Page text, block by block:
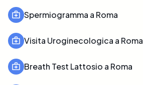
Spermiogramma a Roma
Visita Uroginecologica a Roma
Breath Test Lattosio a Roma